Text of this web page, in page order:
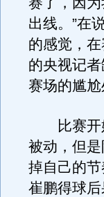
出线。”在
的感觉，
的央视记
赛场的尴尬
比赛开始
被动，但
掉自己的
崔鹏得球